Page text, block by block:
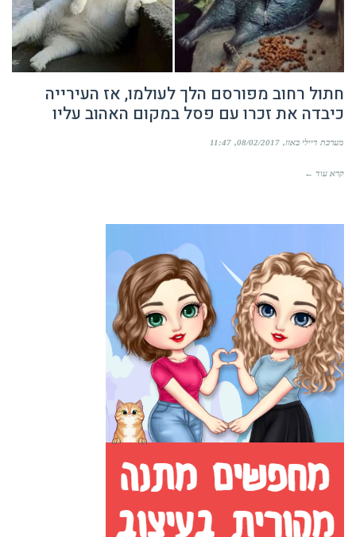
חתול רחוב מפורסם הלך לעולמו, אז העירייה
כיבדה את זכרו עם פסל במקום האהוב עליו
מערכת דיילי באזז 08/02/2017
11:47
קרא עוד ←